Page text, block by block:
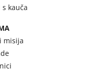
kauča
misija